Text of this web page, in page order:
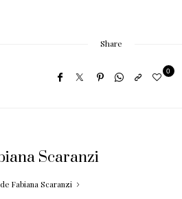
Share
0
Scaranzi
Fabiana Scaranzi